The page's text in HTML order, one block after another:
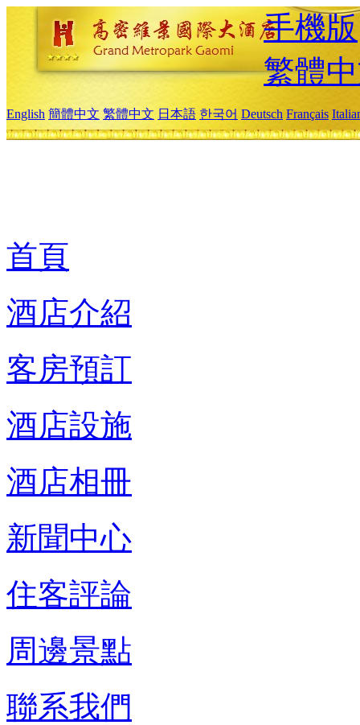
手機版
繁體
English 簡體中文 繁體中文 日本語 한국어 Deutsch Français
首頁
酒店介紹
客房預訂
酒店設施
酒店相冊
新聞中心
住客評論
周邊景點
聯系我們